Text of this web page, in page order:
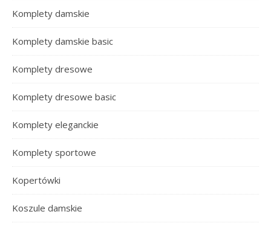
Komplety damskie
Komplety damskie basic
Komplety dresowe
Komplety dresowe basic
Komplety eleganckie
Komplety sportowe
Kopertówki
Koszule damskie